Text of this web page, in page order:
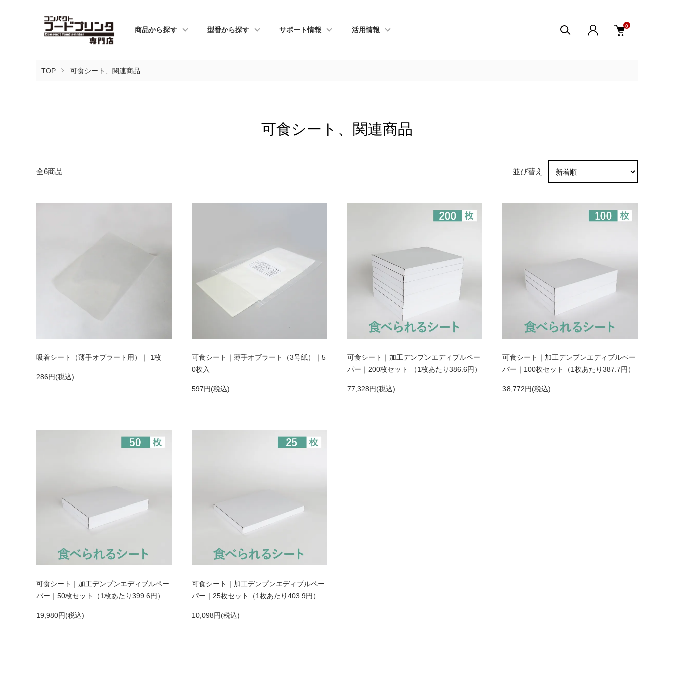
商品から探す 型番から探す サポート情報 活用情報
0
TOP 可食シート、関連商品
可食シート、関連商品
全6商品 並び替え
吸着シート（薄手オブラート用）｜ 1枚
286円(税込)
可食シート｜薄手オブラート（3号紙）｜5
0枚入
597円(税込)
可食シート｜加工デンプンエディブルペー
パー｜200枚セット （1枚あたり386.6円）
77,328円(税込)
可食シート｜加工デンプンエディブルペー
パー｜100枚セット（1枚あたり387.7円）
38,772円(税込)
可食シート｜加工デンプンエディブルペー
パー｜50枚セット（1枚あたり399.6円）
19,980円(税込)
可食シート｜加工デンプンエディブルペー
パー｜25枚セット（1枚あたり403.9円）
10,098円(税込)